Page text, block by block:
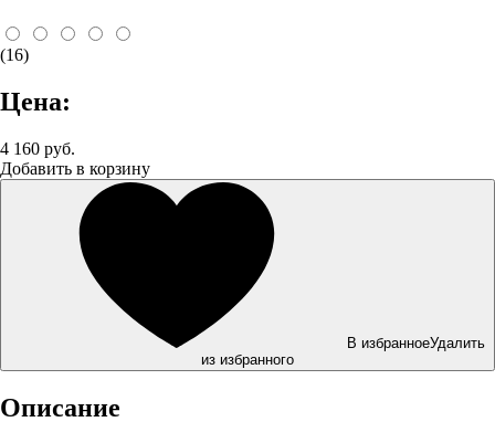
(16)
Цена:
4 160 руб.
Добавить в корзину
В избранноеУдалить
из избранного
Описание